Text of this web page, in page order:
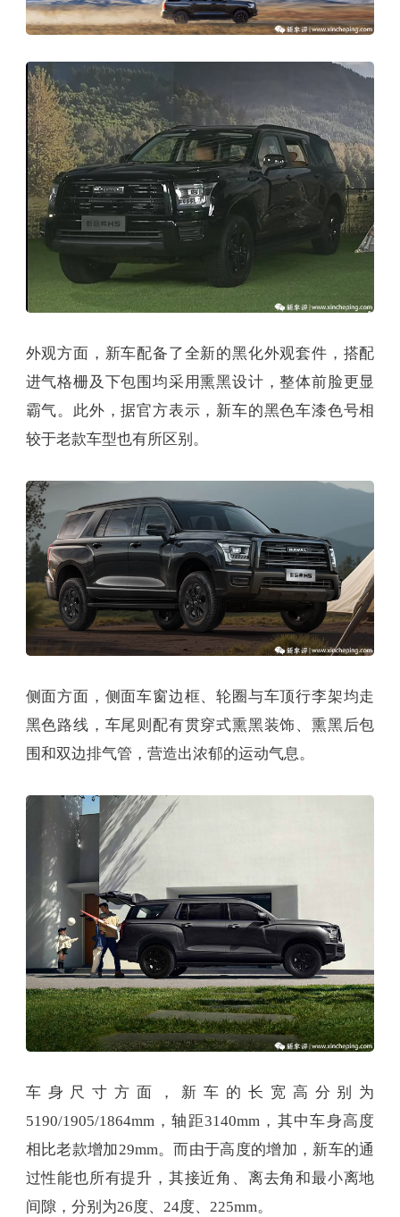
外观方面，新车配备了全新的黑化外观套件，搭配
进气格栅及下包围均采用熏黑设计，整体前脸更显
霸气。此外，据官方表示，新车的黑色车漆色号相
较于老款车型也有所区别。
侧面方面，侧面车窗边框、轮圈与车顶行李架均走
黑色路线，车尾则配有贯穿式熏黑装饰、熏黑后包
围和双边排气管，营造出浓郁的运动气息。
车身尺寸方面，新车的长宽高分别为
5190/1905/1864mm，轴距3140mm，其中车身高度
相比老款增加29mm。而由于高度的增加，新车的通
过性能也所有提升，其接近角、离去角和最小离地
间隙，分别为26度、24度、225mm。